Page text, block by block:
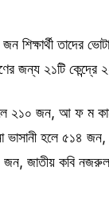
জন শিক্ষার্থী
জন্য ২১টি কেন্দ্রে
২১০ জন, আ ফ ম
হলে ৫১৪
জন, জাতীয় কবি